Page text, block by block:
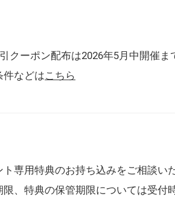
クーポン配布は2026年5月中開催ま
件などはこちら
専用特典のお持ち込みをご相談い
、特典の保管期限については受付